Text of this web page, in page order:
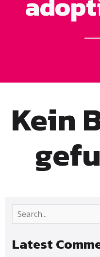
Kein
Latest